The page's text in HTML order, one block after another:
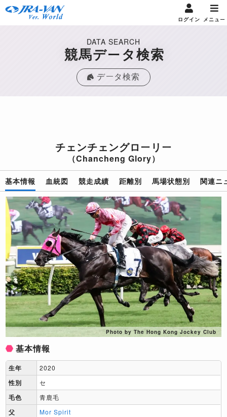
ログイン メニュー
DATA SEARCH
競馬データ検索
データ検索
チェンチェングローリー
（Chancheng Glory）
基本情報 血統図 競走成績 距離別 馬場状態別 関連ニ
Photo by The Hong Kong Jockey Club
基本情報
生年 2020
性別 セ
毛色 青鹿毛
父 Mor Spirit